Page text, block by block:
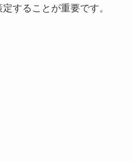
することが重要です。